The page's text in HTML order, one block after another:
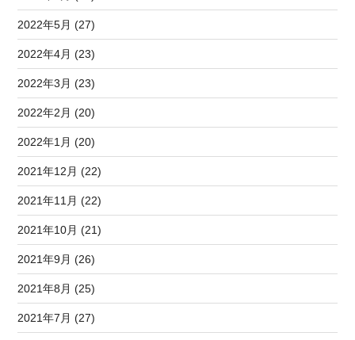
2022年5月 (27)
2022年4月 (23)
2022年3月 (23)
2022年2月 (20)
2022年1月 (20)
2021年12月 (22)
2021年11月 (22)
2021年10月 (21)
2021年9月 (26)
2021年8月 (25)
2021年7月 (27)